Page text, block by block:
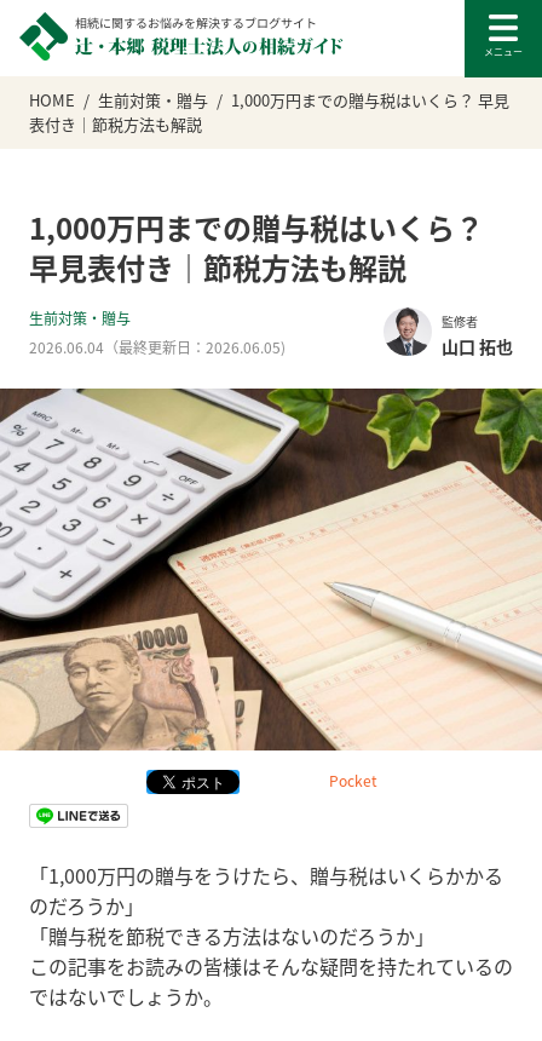
HOME 生前対策・贈与
1,000万円までの贈与税はいくら？ 早見
表付き｜節税方法も解説
1,000万円までの贈与税はいくら？
早見表付き｜節税方法も解説
生前対策・贈与
2026.06.04 （最終更新日： 2026.06.05)
監修者
山口 拓也
Pocket
「1,000万円の贈与をうけたら、贈与税はいくらかかる
のだろうか」
「贈与税を節税できる方法はないのだろうか」
この記事をお読みの皆様はそんな疑問を持たれているの
ではないでしょうか。